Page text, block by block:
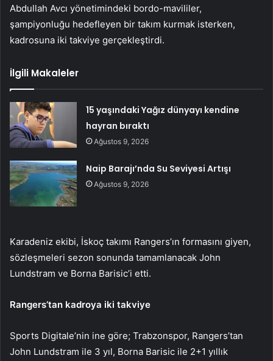
Abdullah Avcı yönetimindeki bordo-mavililer,
şampiyonluğu hedefleyen bir takım kurmak isterken,
kadrosuna iki takviye gerçekleştirdi.
İlgili Makaleler
15 yaşındaki Yağız dünyayı kendine
hayran bıraktı
Ağustos 9, 2026
Naip Barajı’nda Su Seviyesi Artışı
Ağustos 9, 2026
Karadeniz ekibi, İskoç takımı Rangers’ın formasını giyen,
sözleşmeleri sezon sonunda tamamlanacak John
Lundstram ve Borna Barisic’i etti.
Rangers’tan kadroya iki takviye
Sports Digitale’nin ine göre; Trabzonspor, Rangers’tan
John Lundstram ile 3 yıl, Borna Barisic ile 2+1 yıllık